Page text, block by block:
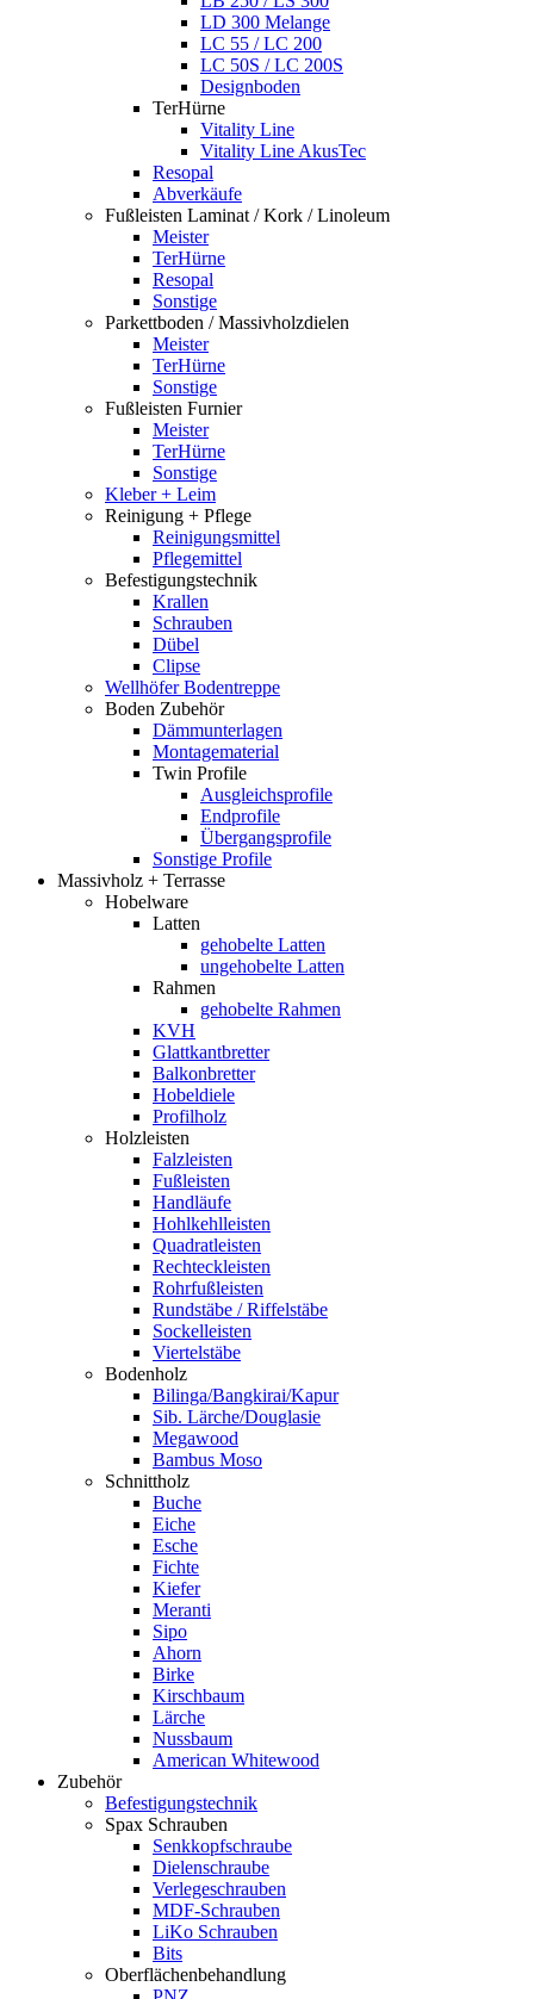
LD 300 Melange
LC 55 / LC 200
LC 50S / LC 200S
Designboden
TerHürne
Vitality Line
Vitality Line AkusTec
Resopal
Abverkäufe
Fußleisten Laminat / Kork / Linoleum
Meister
TerHürne
Resopal
Sonstige
Parkettboden / Massivholzdielen
Meister
TerHürne
Sonstige
Fußleisten Furnier
Meister
TerHürne
Sonstige
Kleber + Leim
Reinigung + Pflege
Reinigungsmittel
Pflegemittel
Befestigungstechnik
Krallen
Schrauben
Dübel
Clipse
Wellhöfer Bodentreppe
Boden Zubehör
Dämmunterlagen
Montagematerial
Twin Profile
Ausgleichsprofile
Endprofile
Übergangsprofile
Sonstige Profile
Massivholz + Terrasse
Hobelware
Latten
gehobelte Latten
ungehobelte Latten
Rahmen
gehobelte Rahmen
KVH
Glattkantbretter
Balkonbretter
Hobeldiele
Profilholz
Holzleisten
Falzleisten
Fußleisten
Handläufe
Hohlkehlleisten
Quadratleisten
Rechteckleisten
Rohrfußleisten
Rundstäbe / Riffelstäbe
Sockelleisten
Viertelstäbe
Bodenholz
Bilinga/Bangkirai/Kapur
Sib. Lärche/Douglasie
Megawood
Bambus Moso
Schnittholz
Buche
Eiche
Esche
Fichte
Kiefer
Meranti
Sipo
Ahorn
Birke
Kirschbaum
Lärche
Nussbaum
American Whitewood
Zubehör
Befestigungstechnik
Spax Schrauben
Senkkopfschraube
Dielenschraube
Verlegeschrauben
MDF-Schrauben
LiKo Schrauben
Bits
Oberflächenbehandlung